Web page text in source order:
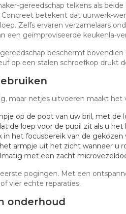
gereedschap telkens als
betekent dat uurwerk-
Zelfs ervaren verzamelaars
een geïmproviseerde keukenla-
beschermt
op een stalen schroefkop drukt
maar netjes uitvoeren maakt
op de poot van uw bril, met de
de loep voor de pupil zit als u
in het focusbereik van de gekozen
armpje uit het zicht wanneer u
met een zacht
pogingen. Met een
vier echte reparaties.
onderhoud